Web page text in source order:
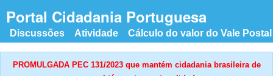
Portal Cidadania Portuguesa
Discussões Atividade Cálculo do valor do Vale Postal
PROMULGADA PEC 131/2023 que mantém cidadania brasileira de